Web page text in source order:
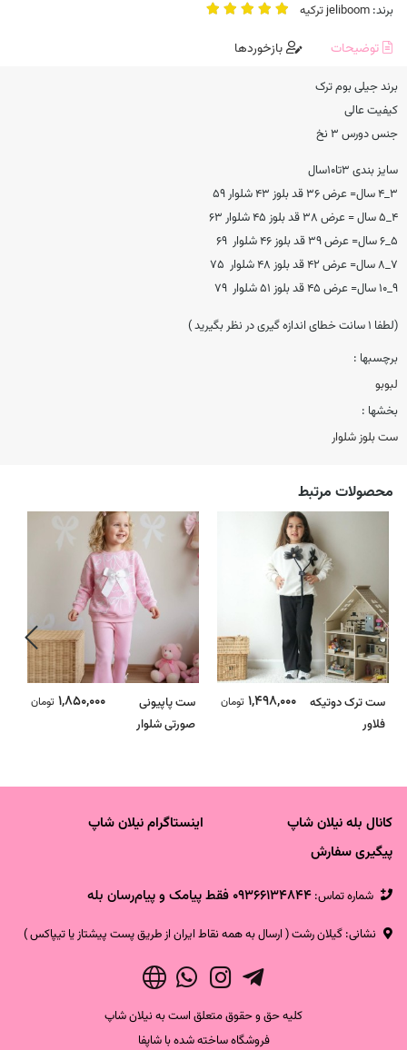
برند: jeliboom ترکیه
توضیحات بازخوردها
برند جیلی بوم ترک
کیفیت عالی
جنس دورس ۳ نخ
سایز بندی ۳تا۱۰سال
۳_۴ سال= عرض ۳۶ قد بلوز ۴۳ شلوار ۵۹
۴_۵ سال = عرض ۳۸ قد بلوز ۴۵ شلوار ۶۳
۵_۶ سال= عرض ۳۹ قد بلوز ۴۶ شلوار ۶۹
۷_۸ سال= عرض ۴۲ قد بلوز ۴۸ شلوار ۷۵
۹_۱۰ سال= عرض ۴۵ قد بلوز ۵۱ شلوار ۷۹
(لطفا ۱ سانت خطای اندازه گیری در نظر بگیرید )
برچسبها :
لبوبو
بخشها :
ست بلوز شلوار
محصولات مرتبط
ست ترک دوتیکه
فلاور
1,498,000 تومان
ست پاپیونی
صورتی شلوار
1,850,000 تومان
کانال بله نیلان شاپ
اینستاگرام نیلان شاپ
پیگیری سفارش
شماره تماس‌: 09366134844 فقط پیامک و پیام‌رسان بله
نشانی: گیلان رشت ( ارسال به همه نقاط ایران از طریق پست پیشتاز یا تیپاکس )
کلیه حق و حقوق متعلق است به نیلان شاپ
فروشگاه ساخته شده با شاپفا